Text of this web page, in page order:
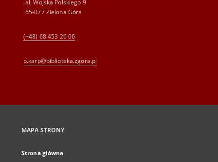
al. Wojska Polskiego 9
65-077 Zielona Góra
(+48) 68 453 26 06
p.karp@biblioteka.zgora.pl
MAPA STRONY
Strona główna